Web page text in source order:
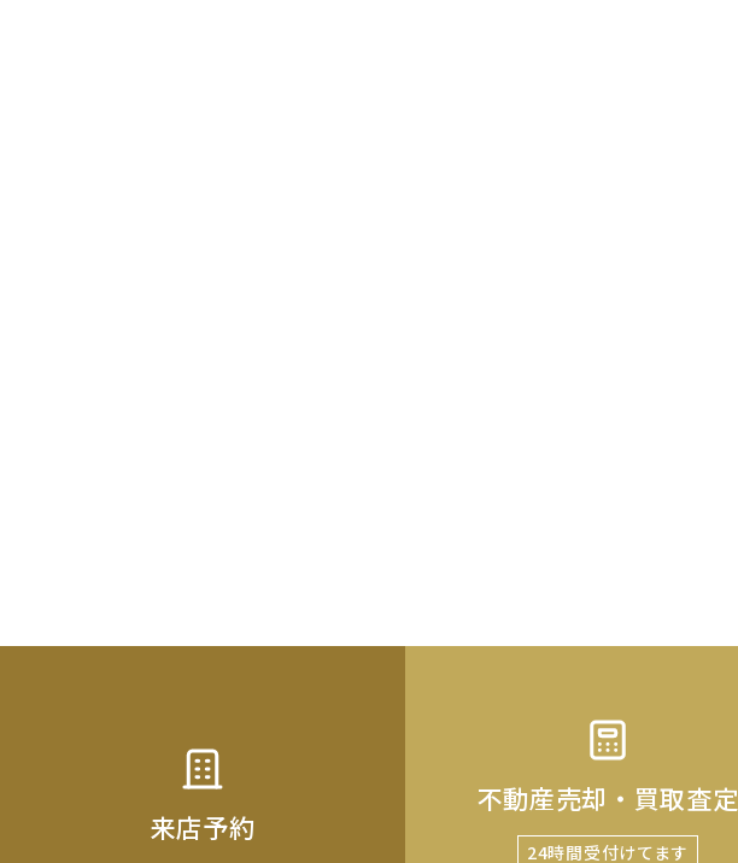
来店予約
不動産売却・買取査定
24時間受付けてます